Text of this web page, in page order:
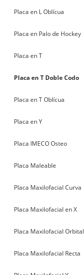
Placa en L Oblícua
Placa en Palo de Hockey
Placa en T
Placa en T Doble Codo
Placa en T Oblícua
Placa en Y
Placa IMECO Osteo
Placa Maleable
Placa Maxilofacial Curva
Placa Maxilofacial en X
Placa Maxilofacial Orbital
Placa Maxilofacial Recta